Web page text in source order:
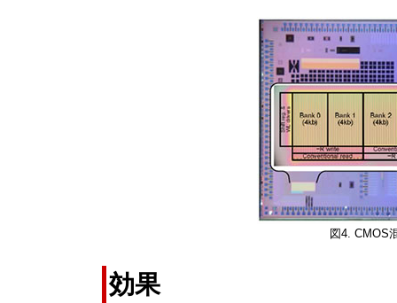
図4. CMOS
効果